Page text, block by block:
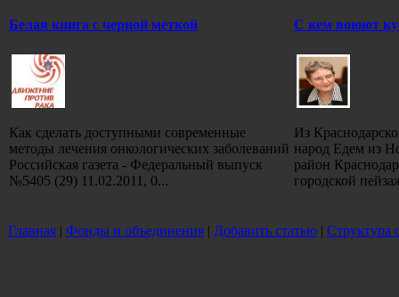
Белая книга с черной меткой
Как сделать доступными современные
методы лечения онкологических заболеваний
Российская газета - Федеральный выпуск
№5405 (29) 11.02.2011, 0...
С кем воюют
Из
народ Едем из
район
городской
Главная | Фонды и объединения | Добавить статью | Структура